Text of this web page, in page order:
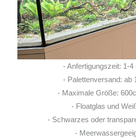
- Anfertigungszeit: 1-4
- Palettenversand: ab
- Maximale Größe:
- Floatglas und
- Schwarzes oder
-